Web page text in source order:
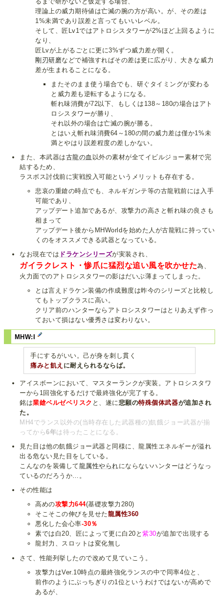
理論上の威力期待値は亡滅の腕の方が高い。が、その差は
1%未満であり誤差と言ってもいいレベル。
そして、匠Lv1ではアトロシスタワーが2%ほど上回るように
なり、
匠Lvが上がるごとに更に3%ずつ威力差が開く。
剛刃研磨などで補強すればその差は更に広がり、大きな威力
差が生まれることになる。
またそのまま使う場合でも、研ぐタイミングが変わる
と威力差も逆転するようになる。
斬れ味消費が72以下、もしくは138～180の場合はアト
ロシスタワーが勝り、
それ以外の場合は亡滅の腕が勝る。
とはいえ斬れ味消費64～180の間の威力差は僅か1%未
満とやはり誤差程度の差しかない。
また、本武器は古龍の血 以外の素材が全てイビルジョー素材で完
結するため、
ラスボス討伐前に実戦投入可能というメリットも存在する。
悲哀の重鎗の時点でも、ネルギガンテ等の古龍戦前には入手
可能であり、
アップデート追加であるが、攻撃力の高さと斬れ味の良さも
相まって
アップデート後からMHWorldを始めた人が古龍戦に持ってい
くのをオススメできる武器となっている。
なお現在では ドラケンシリーズが実装され、
ガイラクレスト・惨爪に猛烈な追い風を吹かせた為、
火力面でのアトロシスタワーの影はだいぶ薄まってしまった。
とは言えドラケン装備の作成難度は昨今のシリーズと比較し
てもトップクラスに高い。
クリア前のハンターならアトロシスタワーはとりあえず作っ
ておいて損はない優秀さは変わりない。
MHW:I
手にするがいい。己が身を刺し貫く
痛みと飢え に耐えられるならば。
アイスボーンにおいて、マスターランクが実装。アトロシスタワ
ーから1回強化するだけで最終強化が完了する。
銘は業鎗ベルゼベリスク と、遂に悲願の特殊個体武器が追加され
た。
MH4でランス以外の(当時存在した武器種の)飢餓ジョー武器が揃
ってから6年は待ったことになる。
見た目は他の飢餓ジョー武器と同様に、龍属性エネルギーが溢れ
出る危ない見た目をしている。
こんなのを装備して龍属性やられにならないハンターはどうなっ
ているのだろうか…。
その性能は
高めの攻撃力644(基礎攻撃力280)
そこそこの伸びを見せた龍属性360
悪化した会心率-30％
素では白20、匠によって更に白20と紫30が追加で出現する
龍封力、スロットは変化無し
さて、性能列挙したので改めて見ていこう。
攻撃力はVer.10時点の最終強化ランスの中で同率4位と、
前作のようにぶっちぎりの1位というわけではないが高めで
あるが、